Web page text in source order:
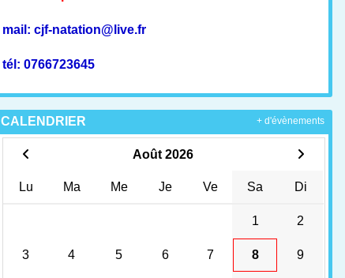
mail: cjf-natation@live.fr
tél: 0766723645
CALENDRIER
Août 2026
Lu Ma Me Je Ve Sa Di
1 2
3 4 5 6 7 8 9
+ d'évènements